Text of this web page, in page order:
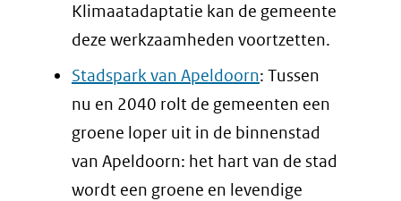
Klimaatadaptatie kan de gemeente
deze werkzaamheden voortzetten.
Stadspark van Apeldoorn: Tussen
nu en 2040 rolt de gemeenten een
groene loper uit in de binnenstad
van Apeldoorn: het hart van de stad
wordt een groene en levendige